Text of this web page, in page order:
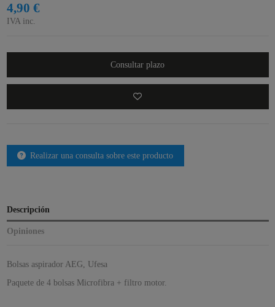
4,90 €
IVA inc.
Consultar plazo
Realizar una consulta sobre este producto
Descripción
Opiniones
Bolsas aspirador AEG, Ufesa
Paquete de 4 bolsas Microfibra + filtro motor.